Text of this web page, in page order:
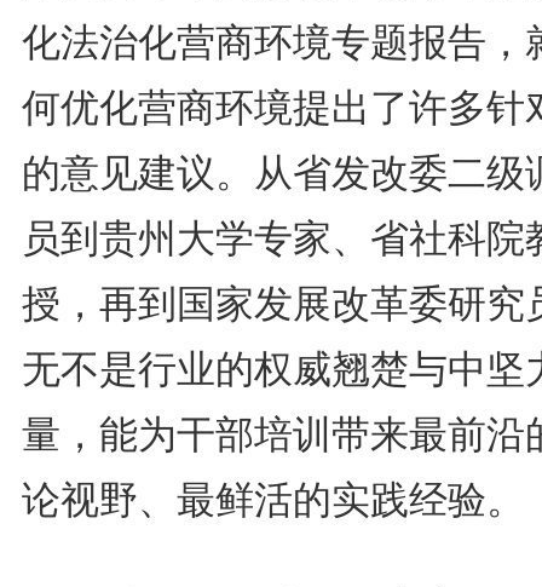
化法治化营商环境专题报告，
何优化营商环境提出了许多针
的意见建议。从省发改委二级
员到贵州大学专家、省社科院
授，再到国家发展改革委研究
无不是行业的权威翘楚与中坚
量，能为干部培训带来最前沿
论视野、最鲜活的实践经验。